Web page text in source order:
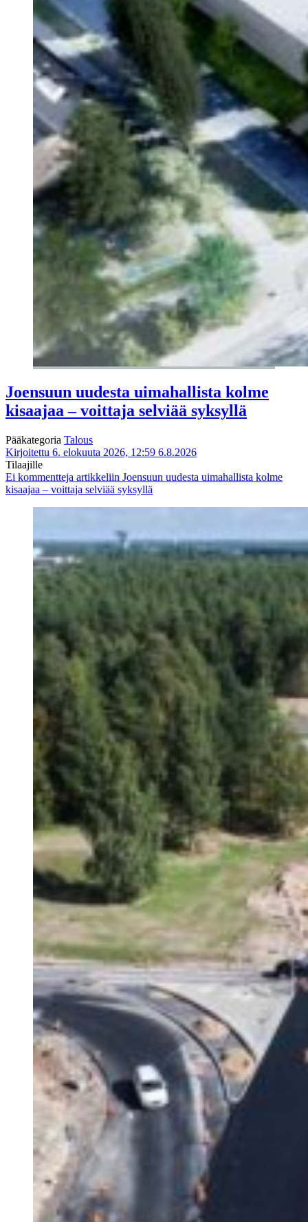
Joensuun uudesta uimahallista kolme
kisaajaa – voittaja selviää syksyllä
Pääkategoria Talous
Kirjoitettu 6. elokuuta 2026, 12:59 6.8.2026
Tilaajille
Ei kommentteja artikkeliin Joensuun uudesta uimahallista kolme
kisaajaa – voittaja selviää syksyllä